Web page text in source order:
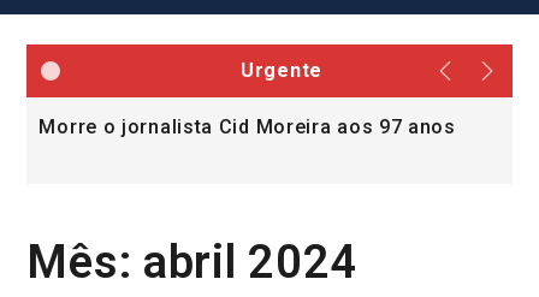
Urgente
o jornalista Cid Moreira aos 97 anos
Lorena
Mês: abril 2024